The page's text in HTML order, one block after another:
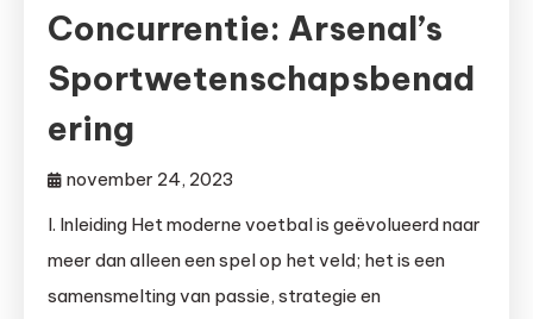
Concurrentie: Arsenal’s
Sportwetenschapsbenad
ering
november 24, 2023
I. Inleiding Het moderne voetbal is geëvolueerd naar
meer dan alleen een spel op het veld; het is een
samensmelting van passie, strategie en